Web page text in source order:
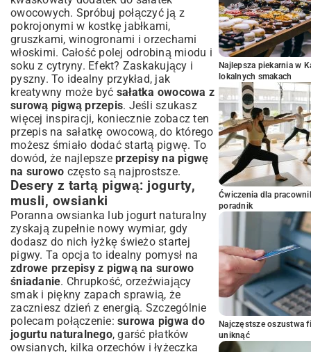
owocowych. Spróbuj połączyć ją z
pokrojonymi w kostkę jabłkami,
gruszkami, winogronami i orzechami
włoskimi. Całość polej odrobiną miodu i
soku z cytryny. Efekt? Zaskakujący i
pyszny. To idealny przykład, jak
kreatywny może być sałatka owocowa z
surową pigwą przepis. Jeśli szukasz
więcej inspiracji, koniecznie zobacz ten
przepis na sałatkę owocową, do którego
możesz śmiało dodać startą pigwę. To
dowód, że najlepsze przepisy na pigwę
na surowo często są najprostsze.
Desery z tartą pigwą: jogurty,
musli, owsianki
Poranna owsianka lub jogurt naturalny
zyskają zupełnie nowy wymiar, gdy
dodasz do nich łyżkę świeżo startej
pigwy. Ta opcja to idealny pomysł na
zdrowe przepisy z pigwą na surowo
śniadanie. Chrupkość, orzeźwiający
smak i piękny zapach sprawią, że
zaczniesz dzień z energią. Szczególnie
polecam połączenie: surowa pigwa do
jogurtu naturalnego, garść płatków
owsianych, kilka orzechów i łyżeczka
Najlepsza piekarnia w
lokalnych smakach
Ćwiczenia dla
poradnik
Najczęstsze oszustwa
uniknąć